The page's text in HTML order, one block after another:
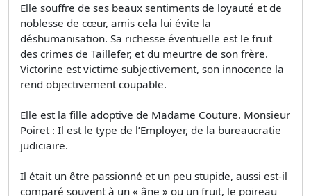
Elle souffre de ses beaux sentiments de loyauté et de
noblesse de cœur, amis cela lui évite la
déshumanisation. Sa richesse éventuelle est le fruit
des crimes de Taillefer, et du meurtre de son frère.
Victorine est victime subjectivement, son innocence la
rend objectivement coupable.
Elle est la fille adoptive de Madame Couture. Monsieur
Poiret : Il est le type de l’Employer, de la bureaucratie
judiciaire.
Il était un être passionné et un peu stupide, aussi est-il
comparé souvent à un « âne » ou un fruit, le poireau